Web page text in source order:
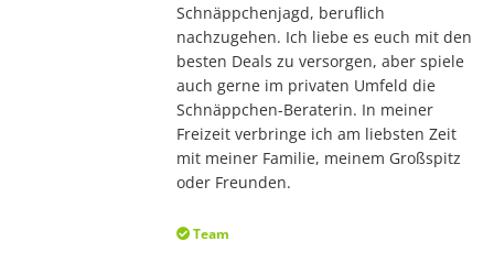
Schnäppchenjagd, beruflich
nachzugehen. Ich liebe es euch mit den
besten Deals zu versorgen, aber spiele
auch gerne im privaten Umfeld die
Schnäppchen-Beraterin. In meiner
Freizeit verbringe ich am liebsten Zeit
mit meiner Familie, meinem Großspitz
oder Freunden.
Team